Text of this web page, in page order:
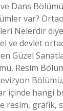
Dans
var?
Nelerdir
ve devlet
Güzel
Resim
içinde hangi
resim, grafik,